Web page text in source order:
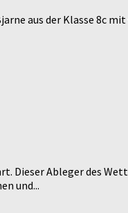
aus der Klasse 8c
Dieser Ableger des
und...